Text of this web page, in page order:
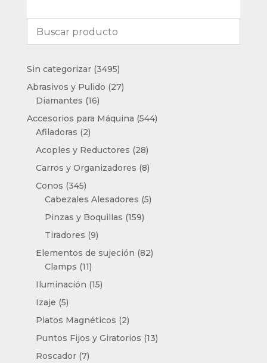
Sin categorizar 34953495
productos
Abrasivos y Pulido 2727
Diamantes 1616
productos
Accesorios para Máquina 544544
Afiladoras 22
productos
Acoples y Reductores 2828
productos
Carros y Organizadores 88
Conos 345345
productos
Cabezales Alesadores 55
Pinzas y Boquillas 159159
Tiradores 99
productos
Elementos de sujeción 8282
Clamps 1111
productos
Iluminación 1515
Izaje 55
productos
Platos Magnéticos 22
productos
Puntos Fijos y Giratorios 1313
Roscador 77